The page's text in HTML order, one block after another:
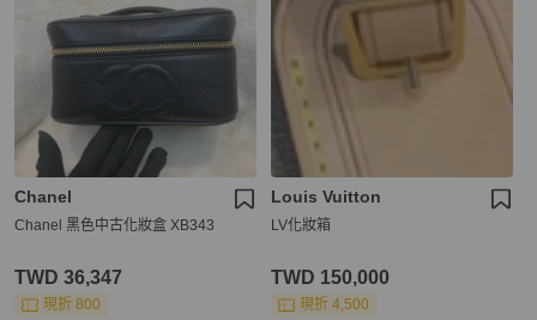
Chanel
Chanel 黑色中古化妝盒 XB343
TWD 36,347
現折 800
Louis Vuitton
LV化妝箱
TWD 150,000
現折 4,500